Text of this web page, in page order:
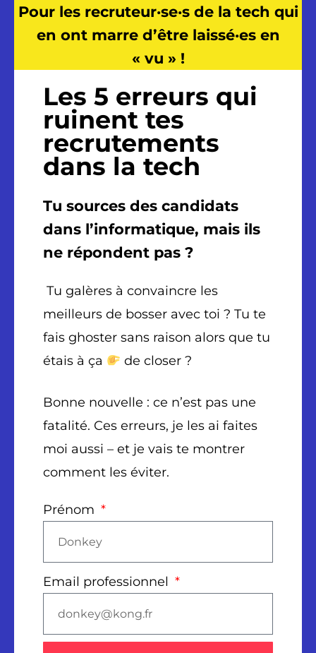
Pour les recruteur·se·s de la tech qui
en ont marre d’être laissé·es en
« vu » !
Les 5 erreurs qui
ruinent tes
recrutements
dans la tech
Tu sources des candidats
dans l’informatique, mais ils
ne répondent pas ?
Tu galères à convaincre les
meilleurs de bosser avec toi ? Tu te
fais ghoster sans raison alors que tu
étais à ça
de closer ?
Bonne nouvelle : ce n’est pas une
fatalité. Ces erreurs, je les ai faites
moi aussi – et je vais te montrer
comment les éviter.
Prénom
Email professionnel